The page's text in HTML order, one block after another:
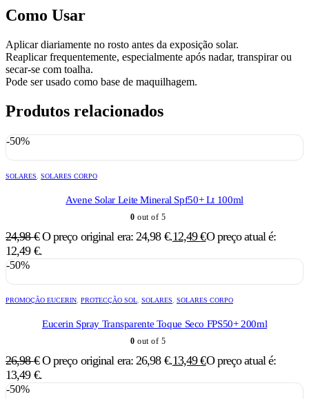
Como Usar
Aplicar diariamente no rosto antes da exposição solar.
Reaplicar frequentemente, especialmente após nadar, transpirar ou
secar-se com toalha.
Pode ser usado como base de maquilhagem.
Produtos relacionados
-50%
SOLARES SOLARES CORPO
Avene Solar Leite Mineral Spf50+ Lt 100ml
0 out of 5
24,98€ O preço original era: 24,98 €.12,49€O preço atual é:
12,49 €.
-50%
PROMOÇÃO EUCERIN PROTECÇÃO SOL SOLARES SOLARES CORPO
Eucerin Spray Transparente Toque Seco FPS50+ 200ml
0 out of 5
26,98€ O preço original era: 26,98 €.13,49€O preço atual é:
13,49 €.
-50%